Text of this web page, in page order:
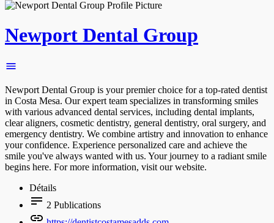
Newport Dental Group
Newport Dental Group is your premier choice for a top-rated dentist
in Costa Mesa. Our expert team specializes in transforming smiles
with various advanced dental services, including dental implants,
clear aligners, cosmetic dentistry, general dentistry, oral surgery, and
emergency dentistry. We combine artistry and innovation to enhance
your confidence. Experience personalized care and achieve the
smile you've always wanted with us. Your journey to a radiant smile
begins here. For more information, visit our website.
Détails
2 Publications